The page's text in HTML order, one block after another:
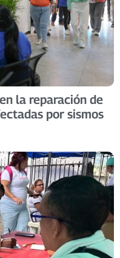
la reparación de
por sismos